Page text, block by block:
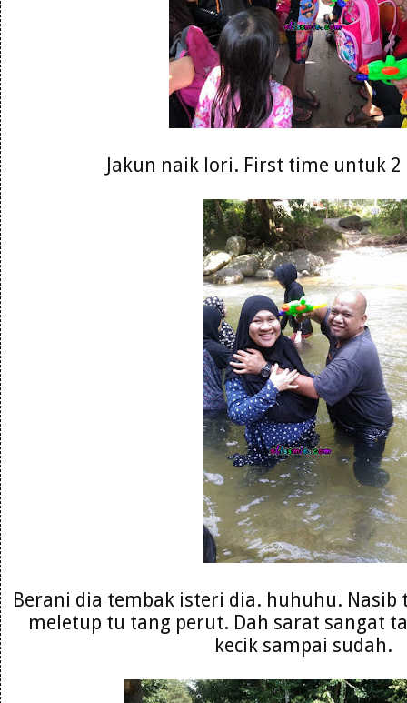
Jakun naik lori. First time untuk
Berani dia tembak isteri dia. huhuhu. Nasib
meletup tu tang perut. Dah sarat sangat
kecik sampai sudah.